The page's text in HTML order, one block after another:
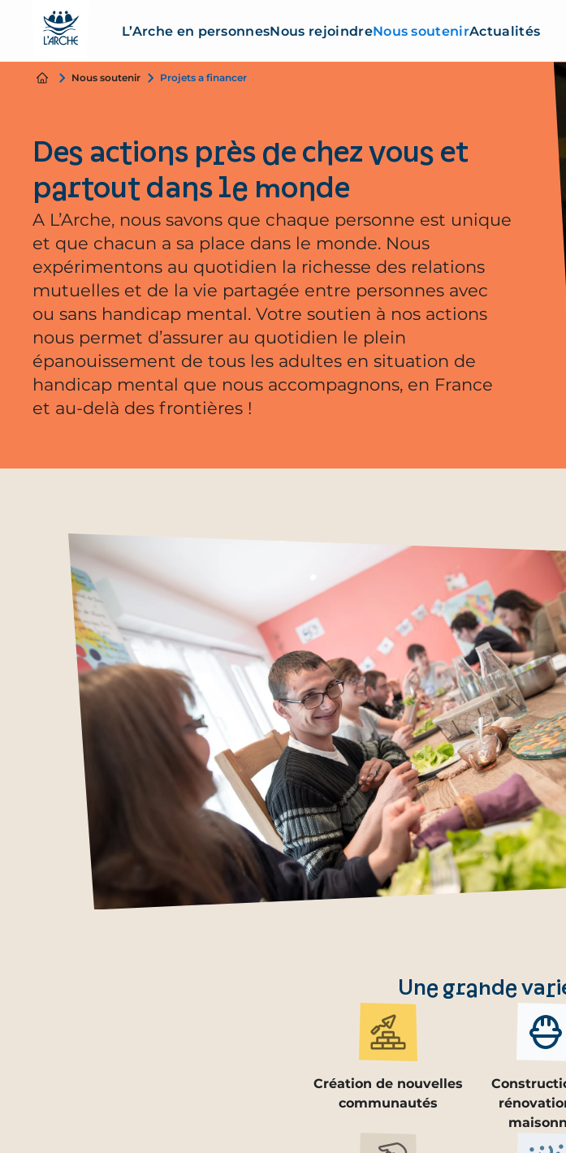
L’Arche en personnesNous rejoindreNous soutenirActualités
Nous soutenir Projets a financer
Des actions près de chez vous et
partout dans le monde
A L’Arche, nous savons que chaque personne est unique
et que chacun a sa place dans le monde. Nous
expérimentons au quotidien la richesse des relations
mutuelles et de la vie partagée entre personnes avec
ou sans handicap mental. Votre soutien à nos actions
nous permet d’assurer au quotidien le plein
épanouissement de tous les adultes en situation de
handicap mental que nous accompagnons, en France
et au-delà des frontières !
Une grande
Création de nouvelles
communautés